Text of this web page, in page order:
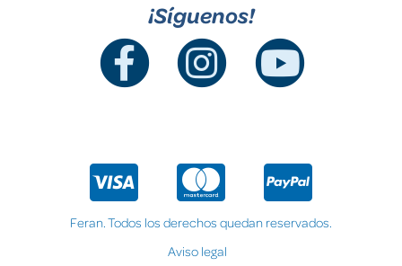
¡Síguenos!
Feran. Todos los derechos quedan reservados.
Aviso legal